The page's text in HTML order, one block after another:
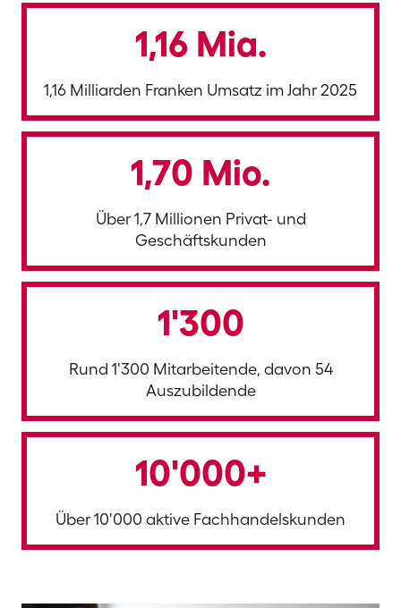
1,16 Mia.
1,16 Milliarden Franken Umsatz im Jahr 2025
1,70 Mio.
Über 1,7 Millionen Privat- und
Geschäftskunden
1'300
Rund 1'300 Mitarbeitende, davon 54
Auszubildende
10'000+
Über 10'000 aktive Fachhandelskunden